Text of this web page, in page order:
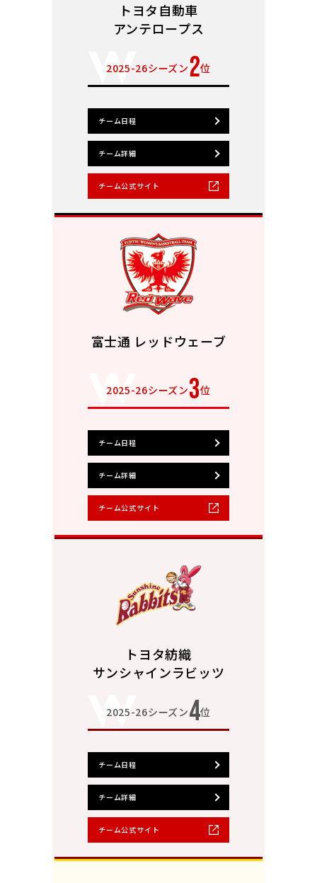
トヨタ自動車
アンテロープス
2025-26シーズン 2位
チーム日程
チーム詳細
チーム公式サイト
富士通 レッドウェーブ
2025-26シーズン3位
チーム日程
チーム詳細
チーム公式サイト
トヨタ紡織
サンシャインラビッツ
2025-26シーズン4位
チーム日程
チーム詳細
チーム公式サイト